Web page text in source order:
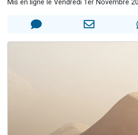
Il reste 49 places pour
Mis en ligne le Vendredi 1er Novembre